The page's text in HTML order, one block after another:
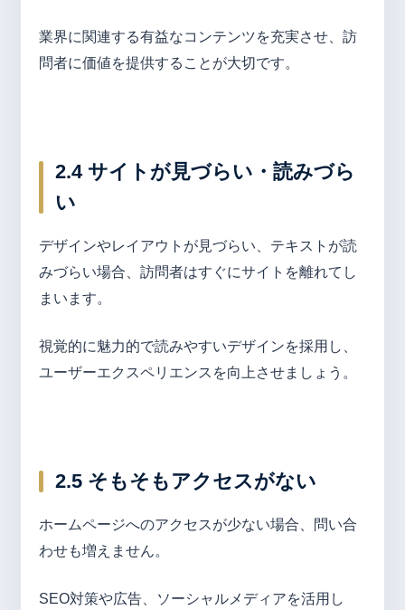
業界に関連する有益なコンテンツを充実させ、訪
問者に価値を提供することが大切です。
2.4 サイトが見づらい・読みづら
い
デザインやレイアウトが見づらい、テキストが読
みづらい場合、訪問者はすぐにサイトを離れてし
まいます。
視覚的に魅力的で読みやすいデザインを採用し、
ユーザーエクスペリエンスを向上させましょう。
2.5 そもそもアクセスがない
ホームページへのアクセスが少ない場合、問い合
わせも増えません。
SEO対策や広告、ソーシャルメディアを活用し